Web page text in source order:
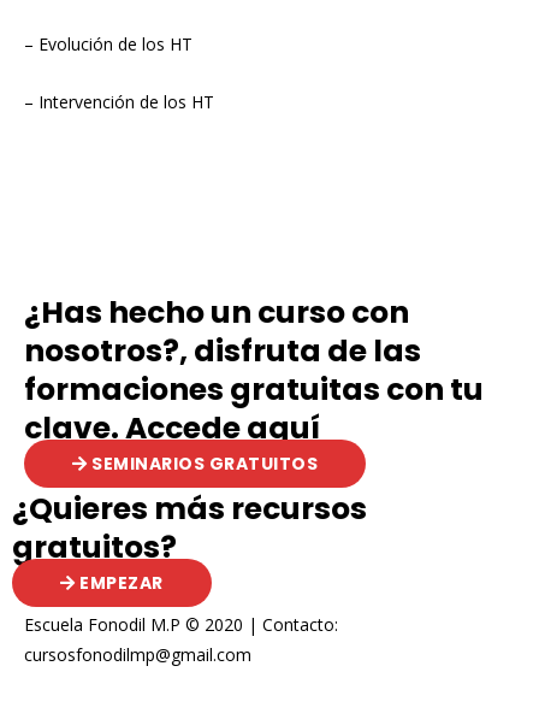
– Evolución de los HT
– Intervención de los HT
¿Has hecho un curso con
nosotros?, disfruta de las
formaciones gratuitas con tu
clave. Accede aquí
SEMINARIOS GRATUITOS
¿Quieres más recursos
gratuitos?
EMPEZAR
Escuela Fonodil M.P © 2020 | Contacto:
cursosfonodilmp@gmail.com